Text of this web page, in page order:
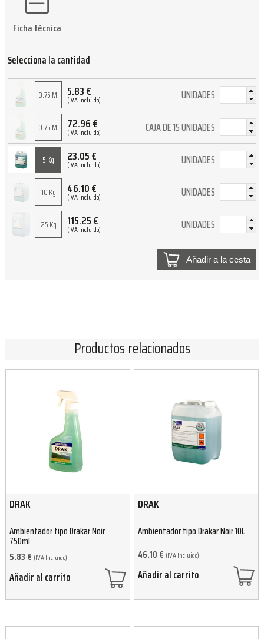
Selecciona la cantidad
0.75 Ml 5.83€
(IVA Incluido) UNIDADES
0.75 Ml 72.96€
(IVA Incluido) CAJA DE 15 UNIDADES
5 Kg 23.05€
(IVA Incluido) UNIDADES
10 Kg 46.10€
(IVA Incluido) UNIDADES
25 Kg 115.25€
(IVA Incluido) UNIDADES
Añadir a la cesta
Ficha técnica
Productos relacionados
DRAK
Ambientador tipo Drakar Noir
750ml
5.83 € (IVA Incluido)
Añadir al carrito
DRAK
Ambientador tipo Drakar Noir 10L
46.10 € (IVA Incluido)
Añadir al carrito